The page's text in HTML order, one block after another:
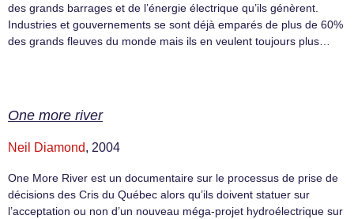
des grands barrages et de l’énergie électrique qu’ils génèrent.
Industries et gouvernements se sont déjà emparés de plus de 60%
des grands fleuves du monde mais ils en veulent toujours plus…
One more river
Neil Diamond, 2004
One More River est un documentaire sur le processus de prise de
décisions des Cris du Québec alors qu’ils doivent statuer sur
l’acceptation ou non d’un nouveau méga-projet hydroélectrique sur